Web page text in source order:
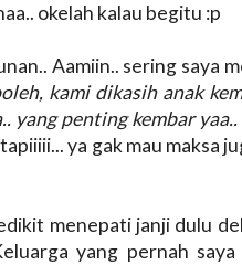
okelah kalau begitu :p
Aamiin.. sering saya
kami dikasih anak
yang penting kembar
ya gak mau maksa
menepati janji dulu
yang pernah